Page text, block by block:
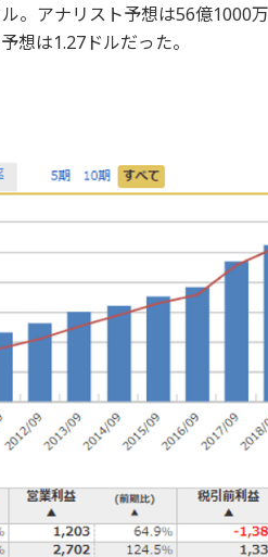
。アナリスト予想は56億1000
想は1.27ドルだった。